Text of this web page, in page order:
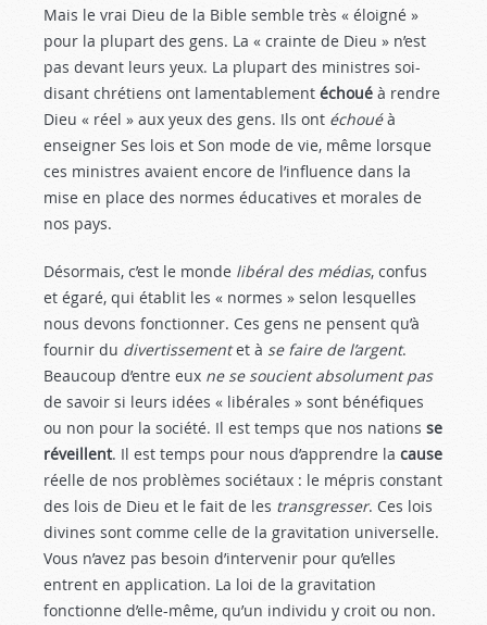
Mais le vrai Dieu de la Bible semble très « éloigné »
pour la plupart des gens. La « crainte de Dieu » n’est
pas devant leurs yeux. La plupart des ministres soi-
disant chrétiens ont lamentablement échoué à rendre
Dieu « réel » aux yeux des gens. Ils ont échouéà
enseigner Ses lois et Son mode de vie, même lorsque
ces ministres avaient encore de l’influence dans la
mise en place des normes éducatives et morales de
nos pays.
Désormais, c’est le monde libéral des médias, confus
et égaré, qui établit les « normes » selon lesquelles
nous devons fonctionner. Ces gens ne pensent qu’à
fournir du divertissementet à se faire de l’argent.
Beaucoup d’entre eux ne se soucient absolument pas
de savoir si leurs idées « libérales » sont bénéfiques
ou non pour la société. Il est temps que nos nations se
réveillent. Il est temps pour nous d’apprendre la cause
réelle de nos problèmes sociétaux : le mépris constant
des lois de Dieu et le fait de les transgresser. Ces lois
divines sont comme celle de la gravitation universelle.
Vous n’avez pas besoin d’intervenir pour qu’elles
entrent en application. La loi de la gravitation
fonctionne d’elle-même, qu’un individu y croit ou non.